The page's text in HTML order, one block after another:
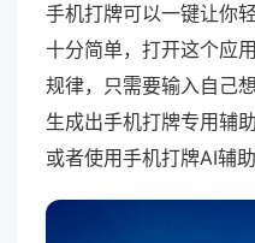
手机打牌可以一键让你
十分简单，打开这个应
规律，只需要输入自己
生成出手机打牌专用辅
或者使用手机打牌AI辅